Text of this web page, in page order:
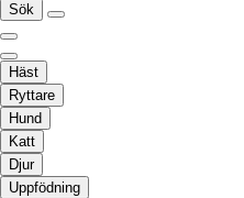
Sök
Häst
Ryttare
Hund
Katt
Djur
Uppfödning